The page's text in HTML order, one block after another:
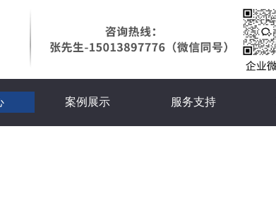
案例展示 服务支持